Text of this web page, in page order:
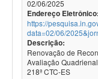
02/06/2025
Endereço Eletrônico:
https://
data=02/06/
Descrição:
Renovação de
Avaliação
218ª CTC-ES